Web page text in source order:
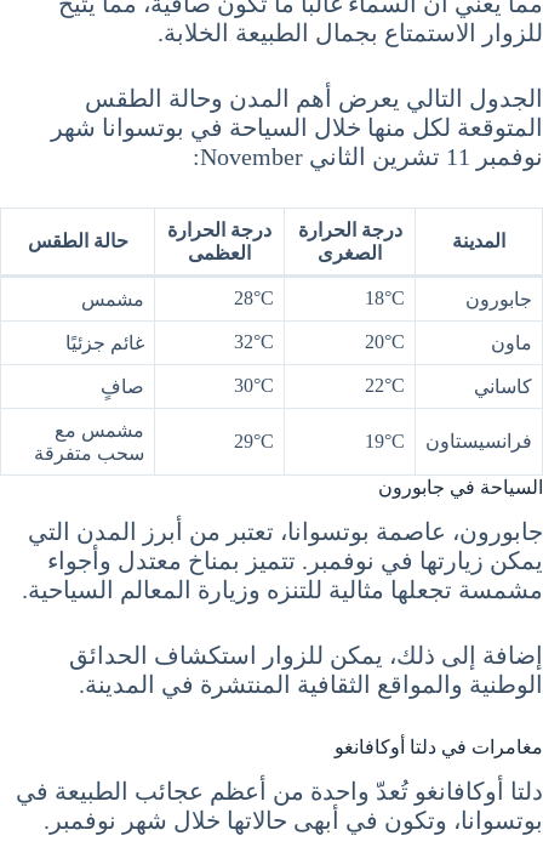
للزوار الاستمتاع بجمال الطبيعة الخلابة.
الجدول التالي يعرض أهم المدن وحالة الطقس
المتوقعة لكل منها خلال السياحة في بوتسوانا شهر
نوفمبر 11 تشرين الثاني November:
المدينة
درجة الحرارة
الصغرى
درجة الحرارة
العظمى
حالة الطقس
جابورون 18°C
28°C مشمس
ماون 20°C
32°C غائم جزئيًا
كاساني 22°C
30°C صافٍ
فرانسيستاون 19°C
29°C
مشمس مع
سحب متفرقة
السياحة في جابورون
جابورون، عاصمة بوتسوانا، تعتبر من أبرز المدن التي
يمكن زيارتها في نوفمبر. تتميز بمناخ معتدل وأجواء
مشمسة تجعلها مثالية للتنزه وزيارة المعالم السياحية.
إضافة إلى ذلك، يمكن للزوار استكشاف الحدائق
الوطنية والمواقع الثقافية المنتشرة في المدينة.
مغامرات في دلتا أوكافانغو
دلتا أوكافانغو تُعدّ واحدة من أعظم عجائب الطبيعة في
بوتسوانا، وتكون في أبهى حالاتها خلال شهر نوفمبر.